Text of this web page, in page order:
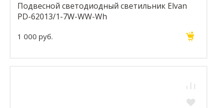
Подвесной светодиодный светильник Elvan
PD-62013/1-7W-WW-Wh
1 000 руб.